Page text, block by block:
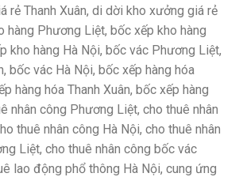
rẻ Thanh Xuân, di dời kho xưởng giá rẻ
hàng Phương Liệt, bốc xếp kho hàng
kho hàng Hà Nội, bốc vác Phương Liệt,
bốc vác Hà Nội, bốc xếp hàng hóa
hàng hóa Thanh Xuân, bốc xếp hàng
nhân công Phương Liệt, cho thuê nhân
thuê nhân công Hà Nội, cho thuê nhân
Liệt, cho thuê nhân công bốc vác
lao động phổ thông Hà Nội, cung ứng